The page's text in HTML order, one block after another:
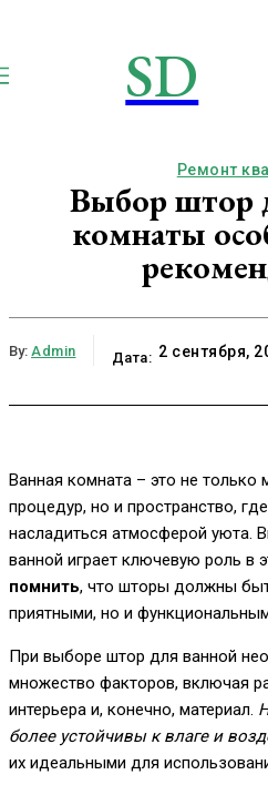
SD
Ремонт
Выбор штор
комнаты
By: Admin Дата: 2 сентября,
Ванная комната – это не только
процедур, но и пространство,
насладиться атмосферой уюта.
ванной играет ключевую роль в
помнить, что шторы должны
приятными, но и
При выборе штор для ванной
множество факторов, включая
интерьера и, конечно, материал.
более устойчивы к влаге и
их идеальными для